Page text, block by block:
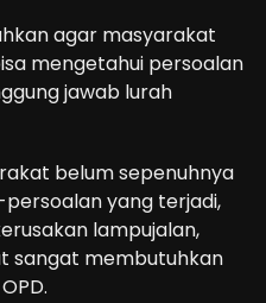
agar masyarakat
mengetahui persoalan
jawab lurah
belum sepenuhnya
yang terjadi,
lampujalan,
sangat membutuhkan